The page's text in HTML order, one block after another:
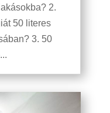
2.
50 literes
3. 50